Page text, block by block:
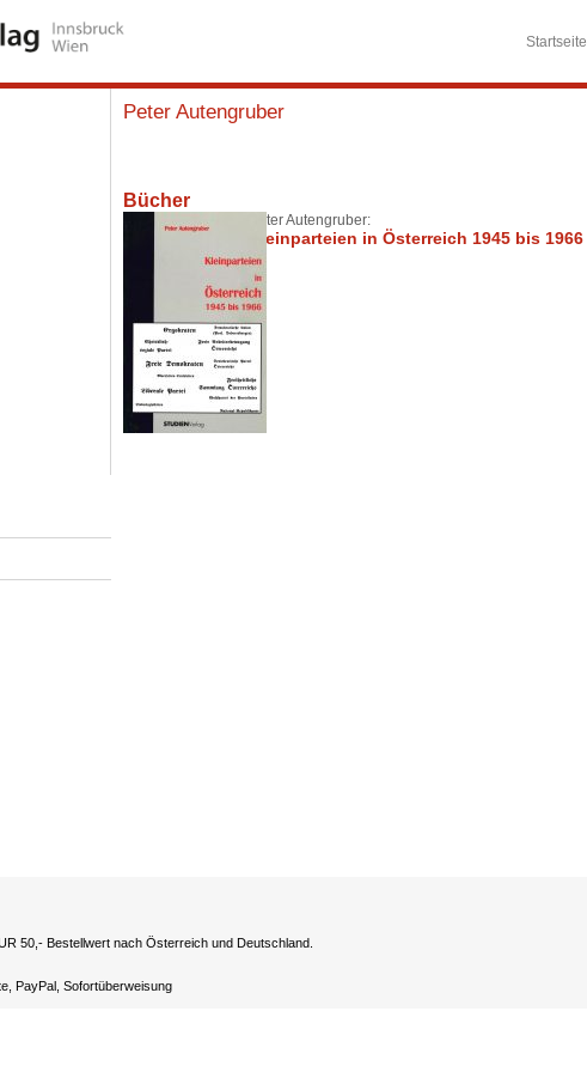
Startseite
Peter Autengruber
Bücher
Peter Autengruber:
Kleinparteien in Österreich 1945 bis 1966
50,- Bestellwert nach Österreich und Deutschland.
PayPal, Sofortüberweisung